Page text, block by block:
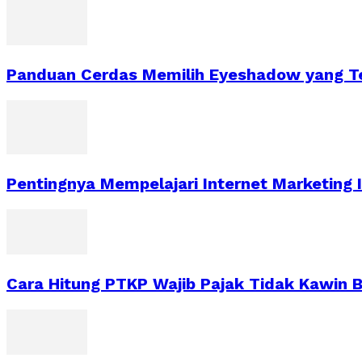
Panduan Cerdas Memilih Eyeshadow yang
Pentingnya Mempelajari Internet Marketing
Cara Hitung PTKP Wajib Pajak Tidak Kawin